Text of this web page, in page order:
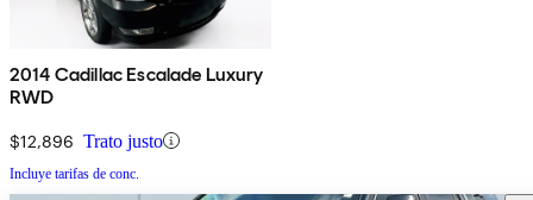
2014 Cadillac Escalade Luxury
RWD
$12,896 Trato justo
Incluye tarifas de conc.